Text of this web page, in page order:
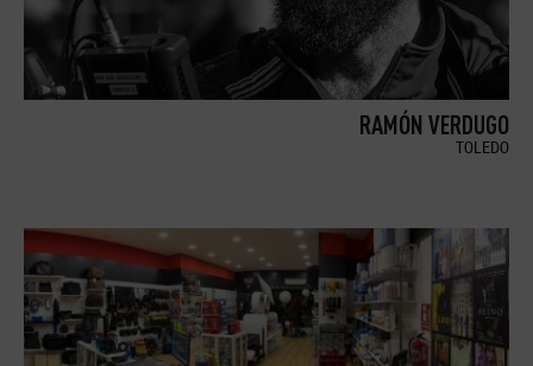
RAMÓN VERDUGO
TOLEDO